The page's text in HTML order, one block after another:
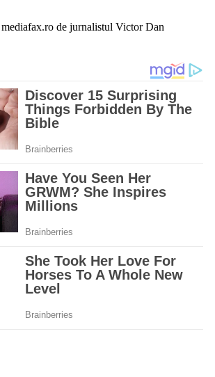
mediafax.ro de jurnalistul Victor Dan